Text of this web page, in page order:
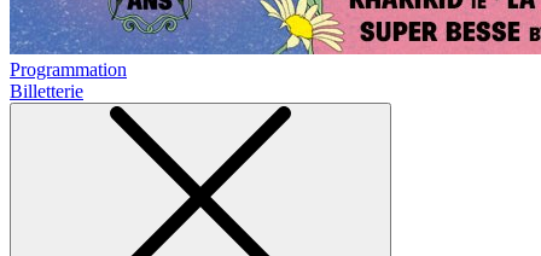
Programmation
Billetterie